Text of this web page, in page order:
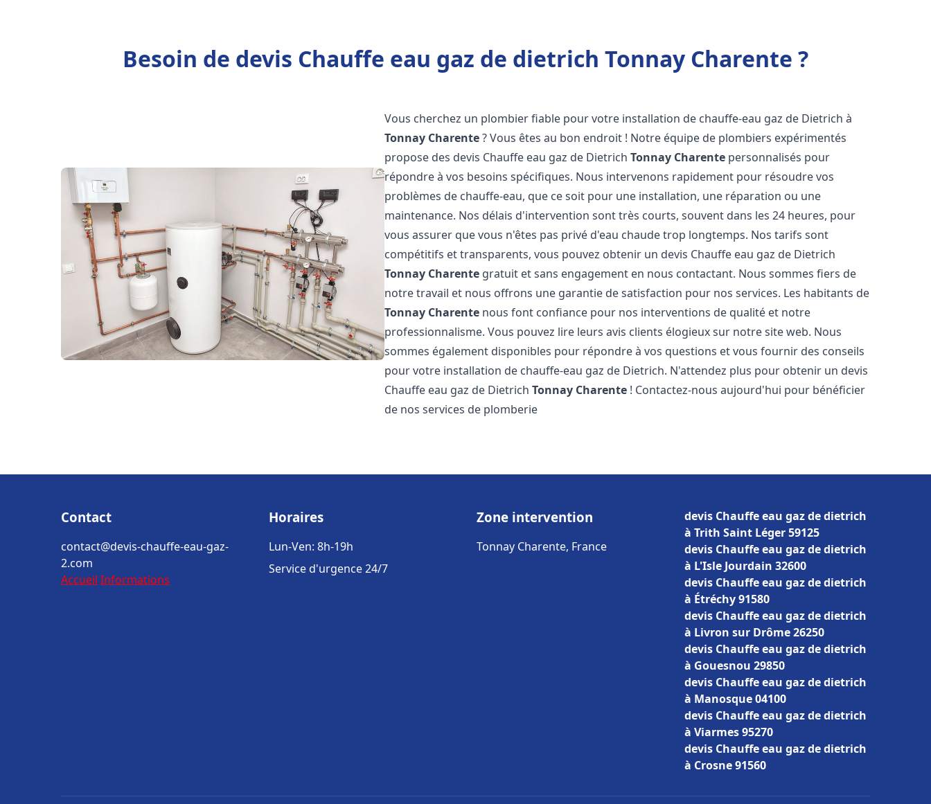
Besoin de devis Chauffe eau gaz de dietrich Tonnay Charente ?
Vous cherchez un plombier fiable pour votre installation de chauffe-eau gaz de Dietrich à
Tonnay Charente? Vous êtes au bon endroit ! Notre équipe de plombiers expérimentés
propose des devis Chauffe eau gaz de DietrichTonnay Charente personnalisés pour
répondre à vos besoins spécifiques. Nous intervenons rapidement pour résoudre vos
problèmes de chauffe-eau, que ce soit pour une installation, une réparation ou une
maintenance. Nos délais d'intervention sont très courts, souvent dans les 24 heures, pour
vous assurer que vous n'êtes pas privé d'eau chaude trop longtemps. Nos tarifs sont
compétitifs et transparents, vous pouvez obtenir un devis Chauffe eau gaz de Dietrich
Tonnay Charente gratuit et sans engagement en nous contactant. Nous sommes fiers de
notre travail et nous offrons une garantie de satisfaction pour nos services. Les habitants de
Tonnay Charente nous font confiance pour nos interventions de qualité et notre
professionnalisme. Vous pouvez lire leurs avis clients élogieux sur notre site web. Nous
sommes également disponibles pour répondre à vos questions et vous fournir des conseils
pour votre installation de chauffe-eau gaz de Dietrich. N'attendez plus pour obtenir un devis
Chauffe eau gaz de DietrichTonnay Charente ! Contactez-nous aujourd'hui pour bénéficier
de nos services de plomberie
Contact
contact@devis-chauffe-eau-gaz-
2.com
Accueil Informations
Horaires
Lun-Ven: 8h-19h
Service d'urgence 24/7
Zone intervention
Tonnay Charente, France
devis Chauffe eau gaz de dietrich
à Trith Saint Léger 59125
devis Chauffe eau gaz de dietrich
à L'Isle Jourdain 32600
devis Chauffe eau gaz de dietrich
à Étréchy 91580
devis Chauffe eau gaz de dietrich
à Livron sur Drôme 26250
devis Chauffe eau gaz de dietrich
à Gouesnou 29850
devis Chauffe eau gaz de dietrich
à Manosque 04100
devis Chauffe eau gaz de dietrich
à Viarmes 95270
devis Chauffe eau gaz de dietrich
à Crosne 91560